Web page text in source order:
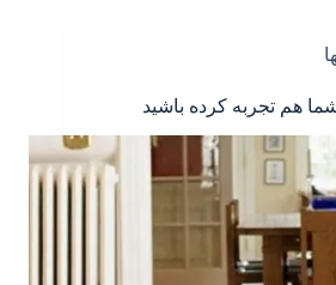
هم تجربه کرده باشید